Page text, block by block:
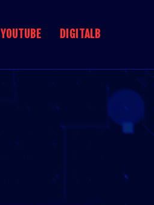
YOUTUBE DIGITALB